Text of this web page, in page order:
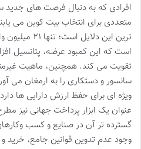
افرادی که به دنبال فرصت های جدید
متعددی برای انتخاب بیت کوین می
ترین این
است که این کمبود عرضه، پتانسیل
تقویت می کند. همچنین، ماهیت
سانسور و دستکاری را به ارمغان می
ویژه ای برای حفظ ارزش دارایی ها
عنوان یک ابزار پرداخت جهانی نیز
گسترده تر آن در صنایع و کسب
وجود عدم تدوین قوانین جامع،